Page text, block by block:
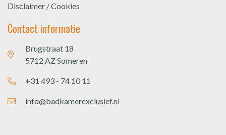
Disclaimer / Cookies
Contact informatie
Brugstraat 18
5712 AZ Someren
+31 493 - 74 10 11
info@badkamerexclusief.nl